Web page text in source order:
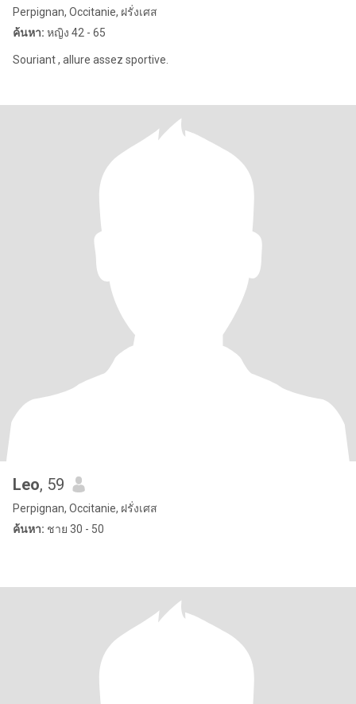
Perpignan, Occitanie, ฝรั่งเศส
ค้นหา: หญิง 42 - 65
Souriant , allure assez sportive.
Leo, 59
Perpignan, Occitanie, ฝรั่งเศส
ค้นหา: ชาย 30 - 50